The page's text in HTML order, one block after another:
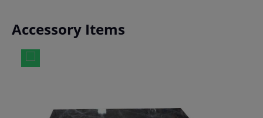
Produktgalerie überspringen
Accessory Items